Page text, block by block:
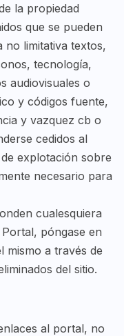
la propiedad
que se pueden
limitativa textos,
tecnología,
audiovisuales o
y códigos fuente,
y vazquez cb o
cedidos al
explotación sobre
necesario para
cualesquiera
póngase en
mismo a través de
del sitio.
al portal, no